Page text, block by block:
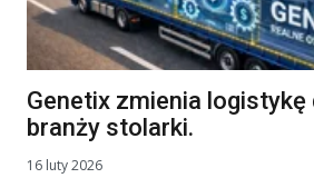
Genetix zmienia
branży stolarki.
16 luty 2026